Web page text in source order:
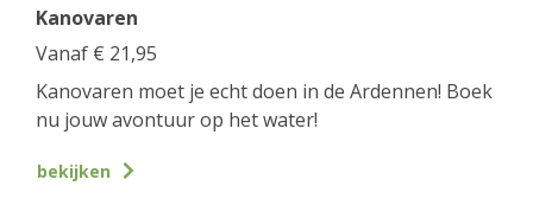
Kanovaren
Vanaf € 21,95
Kanovaren moet je echt doen in de Ardennen! Boek
nu jouw avontuur op het water!
bekijken